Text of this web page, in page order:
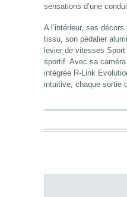
sensations d’une
A l’intérieur, ses
tissu, son pédalier
levier de vitesses
sportif. Avec sa
intégrée R-Link
intuitive, chaque sortie